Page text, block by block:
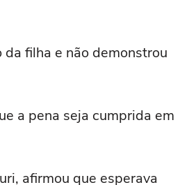
filha e não demonstrou
a pena seja cumprida em
afirmou que esperava